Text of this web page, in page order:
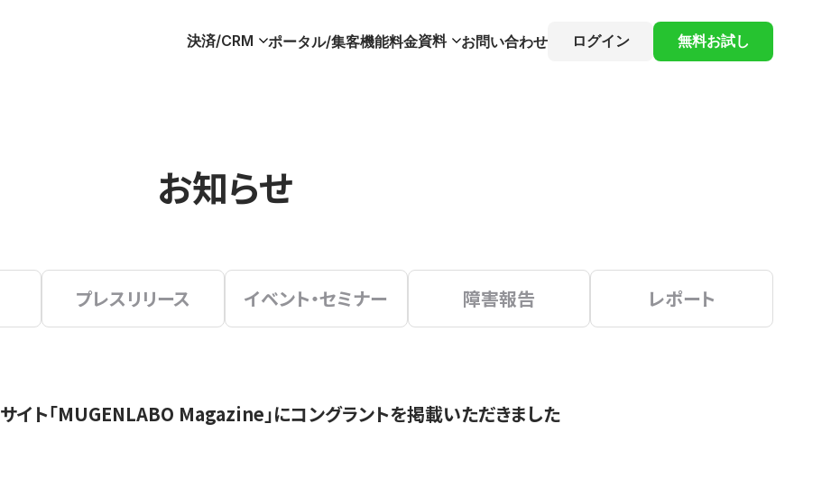
決済/CRM ポータル/集客機能料金資料 お問い合わせ ログイン 無料お試し
お知らせ
プレスリリース イベント・セミナー 障害報告 レポート
イト「MUGENLABO Magazine」にコングラントを掲載いただきました